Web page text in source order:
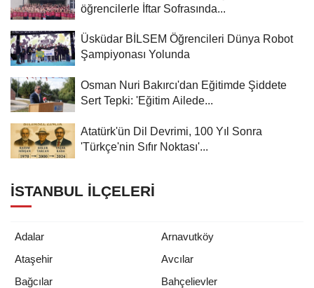
öğrencilerle İftar Sofrasında...
Üsküdar BİLSEM Öğrencileri Dünya Robot
Şampiyonası Yolunda
Osman Nuri Bakırcı'dan Eğitimde Şiddete
Sert Tepki: 'Eğitim Ailede...
Atatürk'ün Dil Devrimi, 100 Yıl Sonra
'Türkçe'nin Sıfır Noktası'...
İSTANBUL İLÇELERI
Adalar
Arnavutköy
Ataşehir
Avcılar
Bağcılar
Bahçelievler